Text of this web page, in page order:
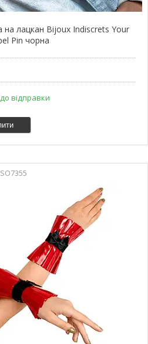
на лацкан Bijoux Indiscrets Your
Pin чорна
відправки
SO7355